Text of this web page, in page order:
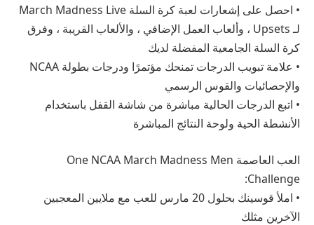
• احصل على إشعارات لعبة كرة السلة March Madness Live
لـ Upsets ، وألعاب العمل الإضافي ، والألعاب القريبة ، وفرق
كرة السلة الجامعية المفضلة لديك
• علامة تبويب الدرجات تمنحك مؤتمرًا ودرجات بطولة NCAA
والإحصائيات والقوس الرسمي
• اتبع الدرجات الحالية مباشرة من شاشة القفل باستخدام
الأنشطة الحية ولوحة النتائج المباشرة
العب العاصمة One NCAA March Madness Men
Challenge:
• املأ قوسينك بحلول 20 مارس للعب مع ملايين المعجبين
الآخرين مثلك